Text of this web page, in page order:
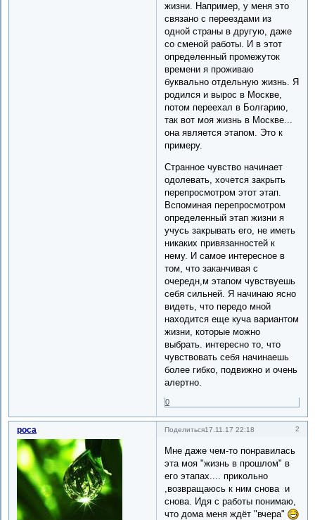
жизни. Например, у меня это
связано с переездами из
одной страны в другую, даже
со сменой работы. И в этот
определенный промежуток
времени я проживаю
буквально отдельную жизнь. Я
родился и вырос в Москве,
потом переехал в Болгарию,
так вот моя жизнь в Москве...
она является этапом. Это к
примеру.
Странное чувство начинает
одолевать, хочется закрыть
перепросмотром этот этап.
Вспоминая перепросмотром
определенный этап жизни я
учусь закрывать его, не иметь
никаких привязанностей к
нему. И самое интересное в
том, что заканчивая с
очередн,м этапом чувствуешь
себя сильней. Я начинаю ясно
видеть, что передо мной
находится еще куча вариантом
жизни, которые можно
выбрать. интересно то, что
чувствовать себя начинаешь
более гибко, подвижно и очень
алертно.
0
Поделиться 2
17.11.17 22:18
роса
Мне даже чем-то понравилась
эта моя "жизнь в прошлом" в
его этапах.... прикольно
,возвращаюсь к ним снова и
снова. Идя с работы понимаю,
что дома меня ждёт "вчера"